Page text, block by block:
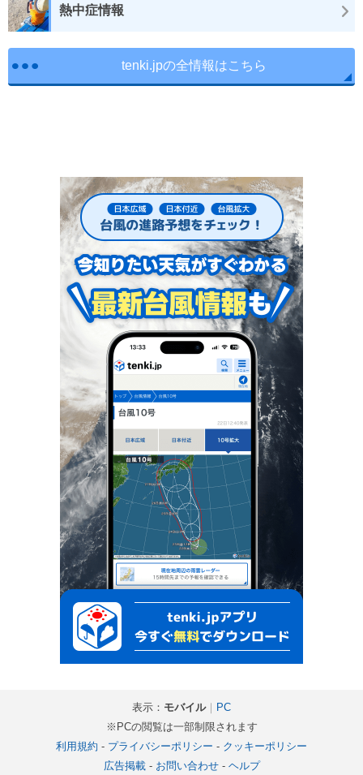
熱中症情報
tenki.jpの全情報はこちら
表示： モバイル｜ PC
※PCの閲覧は一部制限されます
利用規約 - プライバシーポリシー - クッキーポリシー
広告掲載- お問い合わせ- ヘルプ